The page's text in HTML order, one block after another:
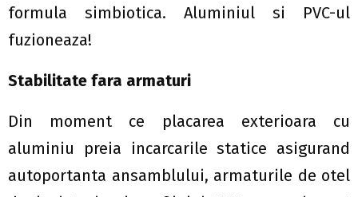
formula simbiotica. Aluminiul si PVC-ul
fuzioneaza!
Stabilitate fara armaturi
Din moment ce placarea exterioara cu
aluminiu preia incarcarile statice asigurand
autoportanta ansamblului, armaturile de otel